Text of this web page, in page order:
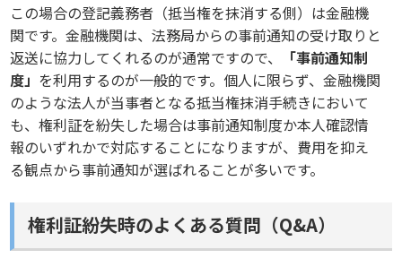
この場合の登記義務者（抵当権を抹消する側）は金融機
関です。金融機関は、法務局からの事前通知の受け取りと
返送に協力してくれるのが通常ですので、
「事前通知制
度」 を利用するのが一般的です。個人に限らず、金融機関
のような法人が当事者となる抵当権抹消手続きにおいて
も、権利証を紛失した場合は事前通知制度か本人確認情
報のいずれかで対応することになりますが、費用を抑え
る観点から事前通知が選ばれることが多いです。
権利証紛失時のよくある質問（Q&A）